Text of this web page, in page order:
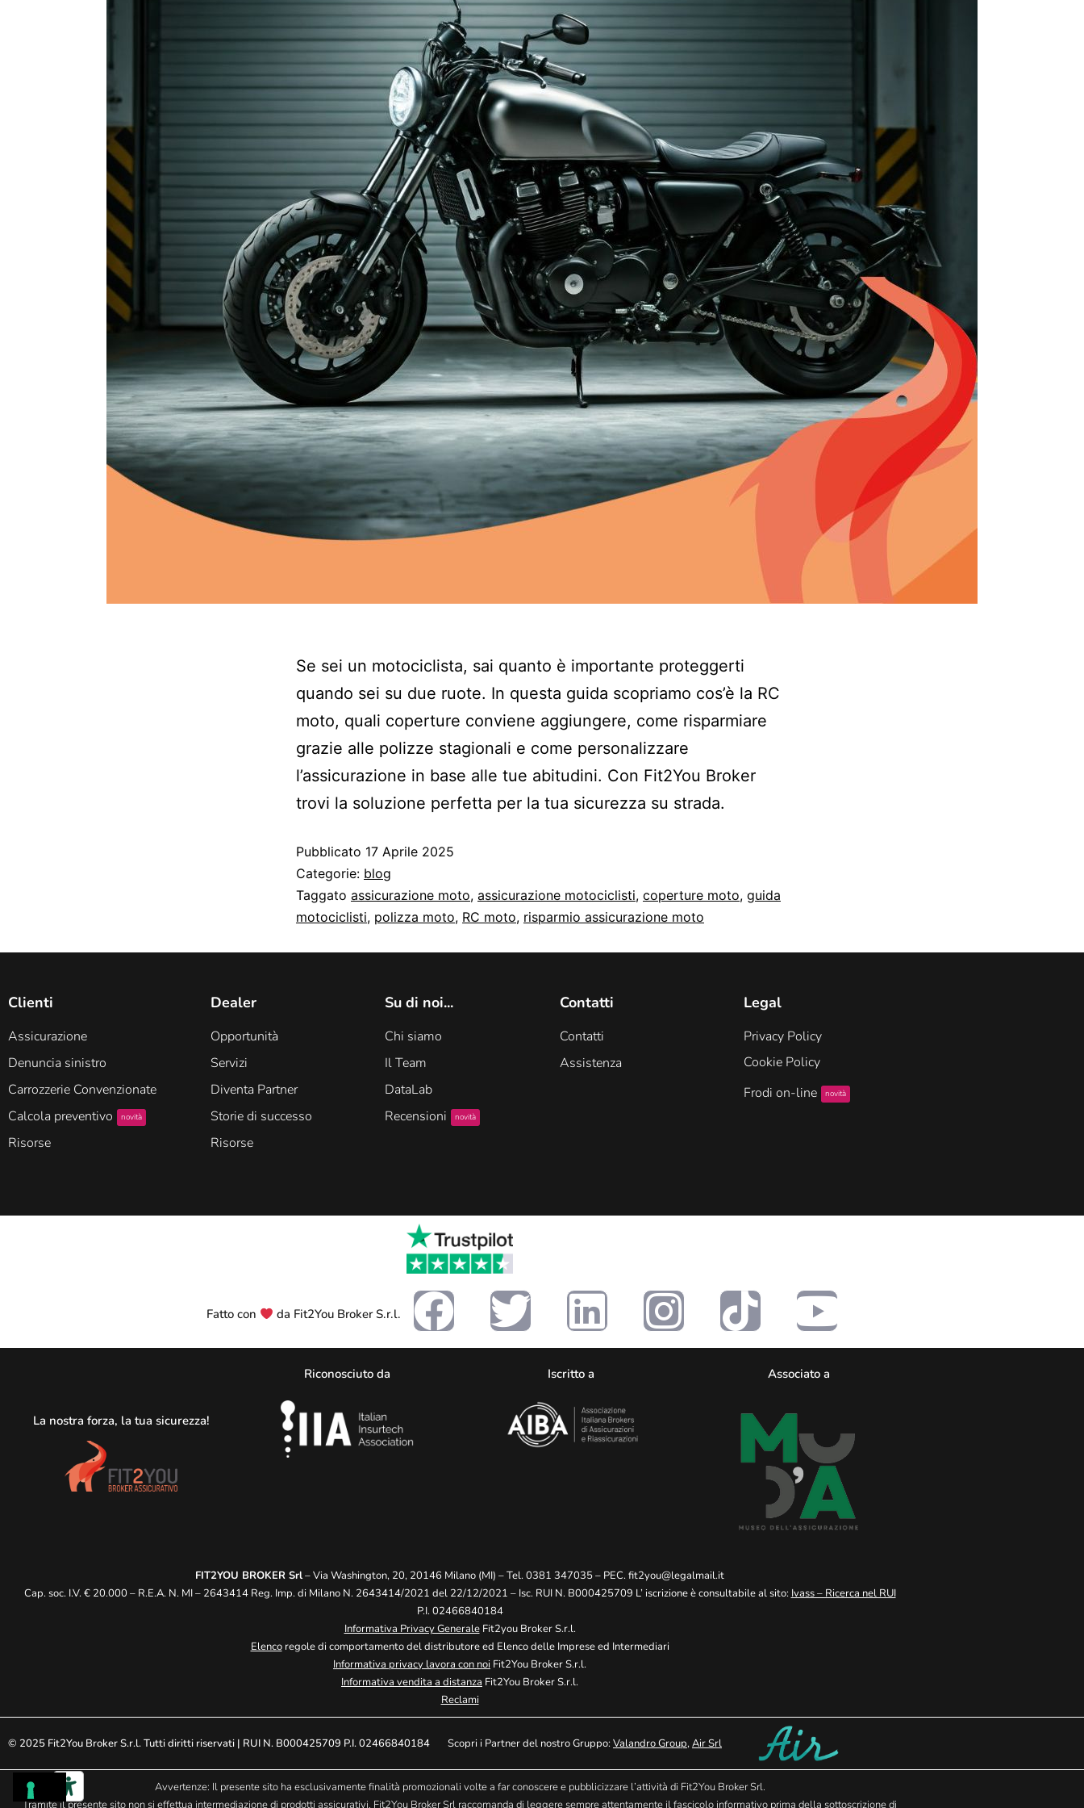
Se sei un motociclista, sai quanto è importante proteggerti
quando sei su due ruote. In questa guida scopriamo cos’è la RC
moto, quali coperture conviene aggiungere, come risparmiare
grazie alle polizze stagionali e come personalizzare
l’assicurazione in base alle tue abitudini. Con Fit2You Broker
trovi la soluzione perfetta per la tua sicurezza su strada.
Pubblicato 17 Aprile 2025
Categorie: blog
Taggato assicurazione moto, assicurazione motociclisti, coperture moto, guida
motociclisti, polizza moto, RC moto, risparmio assicurazione moto
Clienti
Assicurazione
Denuncia sinistro
Carrozzerie Convenzionate
Calcola preventivo
novità
Risorse
Dealer
Opportunità
Servizi
Diventa Partner
Storie di successo
Risorse
Su di noi...
Chi siamo
Il Team
DataLab
Recensioni
novità
Contatti
Contatti
Assistenza
Legal
Privacy Policy
Cookie Policy
Frodi on-line
novità
Fatto con da Fit2You Broker S.r.l.
La nostra forza, la tua sicurezza!
Riconosciuto da Iscritto a Associato a
FIT2YOU BROKER Srl– Via Washington, 20, 20146 Milano (MI) – Tel. 0381 347035 – PEC. fit2you@legalmail.it
Cap. soc. I.V. € 20.000 – R.E.A. N. MI – 2643414 Reg. Imp. di Milano N. 2643414/2021 del 22/12/2021 – Isc. RUI N. B000425709 L’ iscrizione è consultabile al sito: Ivass – Ricerca nel RUI
P.I. 02466840184
Informativa Privacy GeneraleFit2you Broker S.r.l.
Elencoregole di comportamento del distributore ed Elenco delle Imprese ed Intermediari
Informativa privacy lavora con noi Fit2You Broker S.r.l.
Informativa vendita a distanza Fit2You Broker S.r.l.
Reclami
© 2025 Fit2You Broker S.r.l. Tutti diritti riservati | RUI N. B000425709 P.I. 02466840184 Scopri i Partner del nostro Gruppo: Valandro Group,Air Srl
Avvertenze: Il presente sito ha esclusivamente finalità promozionali volte a far conoscere e pubblicizzare l’attività di Fit2You Broker Srl.